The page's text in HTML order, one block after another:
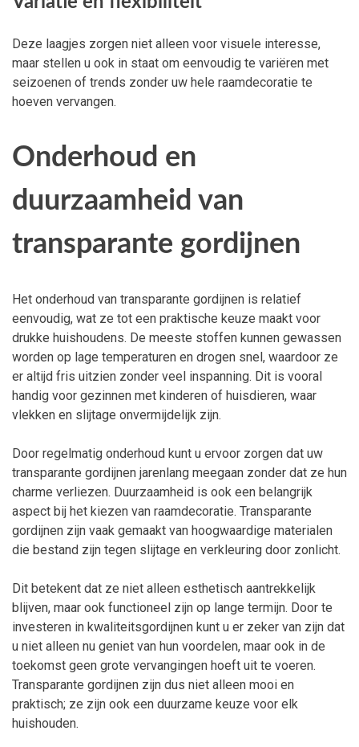
Deze laagjes zorgen niet alleen voor visuele interesse,
maar stellen u ook in staat om eenvoudig te variëren met
seizoenen of trends zonder uw hele raamdecoratie te
hoeven vervangen.
Onderhoud en
duurzaamheid van
transparante gordijnen
Het onderhoud van transparante gordijnen is relatief
eenvoudig, wat ze tot een praktische keuze maakt voor
drukke huishoudens. De meeste stoffen kunnen gewassen
worden op lage temperaturen en drogen snel, waardoor ze
er altijd fris uitzien zonder veel inspanning. Dit is vooral
handig voor gezinnen met kinderen of huisdieren, waar
vlekken en slijtage onvermijdelijk zijn.
Door regelmatig onderhoud kunt u ervoor zorgen dat uw
transparante gordijnen jarenlang meegaan zonder dat ze hun
charme verliezen. Duurzaamheid is ook een belangrijk
aspect bij het kiezen van raamdecoratie. Transparante
gordijnen zijn vaak gemaakt van hoogwaardige materialen
die bestand zijn tegen slijtage en verkleuring door zonlicht.
Dit betekent dat ze niet alleen esthetisch aantrekkelijk
blijven, maar ook functioneel zijn op lange termijn. Door te
investeren in kwaliteitsgordijnen kunt u er zeker van zijn dat
u niet alleen nu geniet van hun voordelen, maar ook in de
toekomst geen grote vervangingen hoeft uit te voeren.
Transparante gordijnen zijn dus niet alleen mooi en
praktisch; ze zijn ook een duurzame keuze voor elk
huishouden.